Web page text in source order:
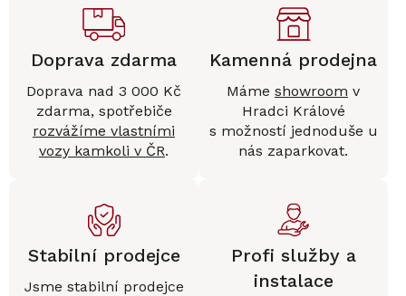
Doprava zdarma
Doprava nad 3 000 Kč
zdarma, spotřebiče
rozvážíme vlastními
vozy kamkoli v ČR.
Kamenná prodejna
Máme showroom v
Hradci Králové
s možností jednoduše u
nás zaparkovat.
Stabilní prodejce
Jsme stabilní prodejce
Profi služby a
instalace